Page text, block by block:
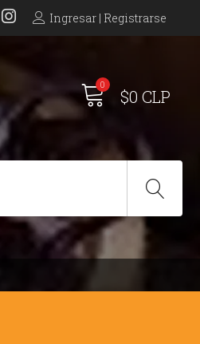
Ingresar | Registrarse
0
$0 CLP